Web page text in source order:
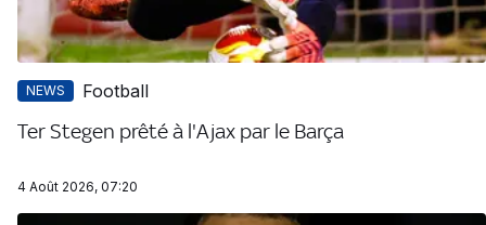
NEWS Football
Ter Stegen prêté à l'Ajax par le Barça
4 Août 2026, 07:20